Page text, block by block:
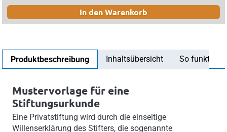
In den Warenkorb
Produktbeschreibung Inhaltsübersicht So
Mustervorlage für eine
Stiftungsurkunde
Eine Privatstiftung wird durch die einseitige
Willenserklärung des Stifters, die sogenannte